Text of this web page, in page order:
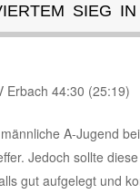
SIEG
Erbach 44:30 (25:19)
A-Jugend
Jedoch sollte
gut aufgelegt und